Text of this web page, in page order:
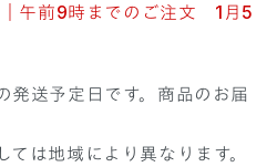
午前9時までのご注文 1月5
送予定日です。商品のお届
は地域により異なります。